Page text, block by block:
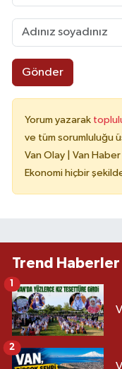
Gönder
Yorum yazarak
ve tüm sorumluluğu
Van Olay | Van
Ekonomi hiçbir
Trend Haberler
2